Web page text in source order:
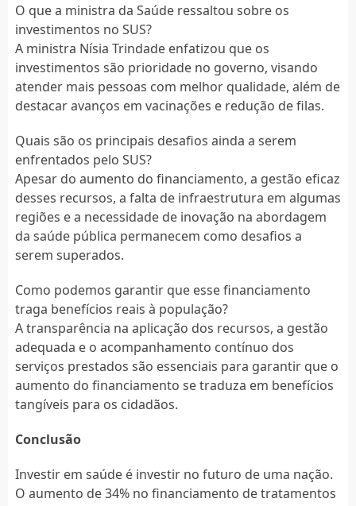
O que a ministra da Saúde ressaltou sobre os
investimentos no SUS?
A ministra Nísia Trindade enfatizou que os
investimentos são prioridade no governo, visando
atender mais pessoas com melhor qualidade, além de
destacar avanços em vacinações e redução de filas.
Quais são os principais desafios ainda a serem
enfrentados pelo SUS?
Apesar do aumento do financiamento, a gestão eficaz
desses recursos, a falta de infraestrutura em algumas
regiões e a necessidade de inovação na abordagem
da saúde pública permanecem como desafios a
serem superados.
Como podemos garantir que esse financiamento
traga benefícios reais à população?
A transparência na aplicação dos recursos, a gestão
adequada e o acompanhamento contínuo dos
serviços prestados são essenciais para garantir que o
aumento do financiamento se traduza em benefícios
tangíveis para os cidadãos.
Conclusão
Investir em saúde é investir no futuro de uma nação.
O aumento de 34% no financiamento de tratamentos